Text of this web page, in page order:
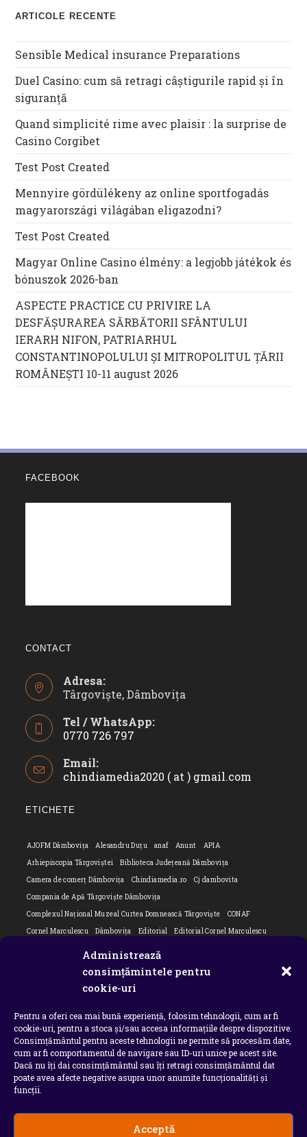
Administrează
consimțămintele pentru
cookie-uri
Pentru a oferi cea mai bună experiență, folosim tehnologii, cum ar fi
cookie-uri, pentru a stoca și/sau accesa informațiile despre dispozitive.
Consimțământul pentru aceste tehnologii ne permite să procesăm date,
cum ar fi comportamentul de navigare sau ID-uri unice pe acest site.
Dacă nu îți dai consimțământul sau îți retragi consimțământul dat
poate avea afecte negative asupra unor anumite funcționalități și
funcții.
Acceptă
ARTICOLE RECENTE
Sensible Medical insurance Preparations
Duel Casino: cum să retragi câștigurile rapid și în
siguranță
Quand simplicité rime avec plaisir : la surprise de
Casino Corgibet
Test Post Created
Mennyire gördülékeny az online sportfogadás
magyarországi világában eligazodni?
Test Post Created
Magyar Online Casino élmény: a legjobb játékok és
bónuszok 2026-ban
ASPECTE PRACTICE CU PRIVIRE LA
DESFĂȘURAREA SĂRBĂTORII SFÂNTULUI
IERARH NIFON, PATRIARHUL
CONSTANTINOPOLULUI ŞI MITROPOLITUL ȚĂRII
ROMÂNEȘTI 10-11 august 2026
FACEBOOK
CONTACT
Adresa:
Târgoviște, Dâmbovița
Tel / WhatsApp:
0770 726 797
in
your
Email:
chindiamedia2020 ( at ) gmail.com
ETICHETE
AJOFM Dâmbovița Alesandru Duțu anaf Anunt
APIA
Arhiepiscopia Târgoviștei
Biblioteca Județeană Dâmbovița
Camera de comerț Dâmbovița
Chindiamedia.ro
Cj dambovita
Compania de Apă Târgoviște Dâmbovița
Complexul Național Muzeal Curtea Domnească Târgoviște
CONAF
Cornel Marculescu
Dâmbovița Editorial
Editorial Cornel Marculescu
ipj dambovita
Isu dambovita Basarab I Dambovita
Ministerul Educației
ministerul sanatatii Nu-ți uita istoria
Oana Filip
Prefectura dambovita
Primaria Dragodana
Primaria Lucieni
primaria Răzvad
Primaria Ulmi primăria Târgoviște
PSD Dambovita
psiholog
Serial Situatia Covid 19 Dambovita
Situație Covid-19
Universitatea Valahia